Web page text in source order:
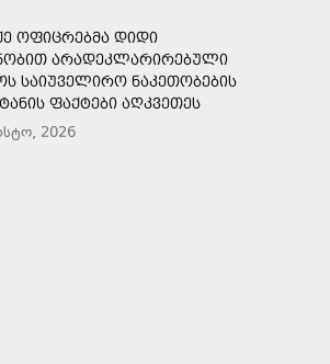
ᲝᲤᲘᲪᲠᲔᲑᲛᲐ ᲓᲘᲓᲘ
ᲐᲠᲐᲓᲔᲙᲚᲐᲠᲘᲠᲔᲑᲣᲚᲘ
ᲡᲐᲘᲣᲕᲔᲚᲘᲠᲝ ᲜᲐᲙᲔᲗᲝᲑᲔᲑᲘᲡ
ᲤᲐᲥᲢᲔᲑᲘ ᲐᲦᲙᲕᲔᲗᲔᲡ
2026